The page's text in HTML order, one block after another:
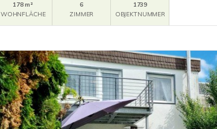
178 m²
WOHNFLÄCHE
6
ZIMMER
1739
OBJEKTNUMMER